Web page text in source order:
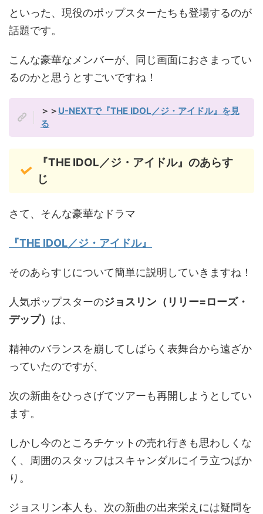
といった、現役のポップスターたちも登場するのが
話題です。
こんな豪華なメンバーが、同じ画面におさまってい
るのかと思うとすごいですね！
＞＞ U-NEXTで『THE IDOL／ジ・アイドル』を見
る
『THE IDOL／ジ・アイドル』のあらす
じ
さて、そんな豪華なドラマ
『THE IDOL／ジ・アイドル』
そのあらすじについて簡単に説明していきますね！
人気ポップスターのジョスリン（リリー=ローズ・
デップ） は、
精神のバランスを崩してしばらく表舞台から遠ざか
っていたのですが、
次の新曲をひっさげてツアーも再開しようとしてい
ます。
しかし今のところチケットの売れ行きも思わしくな
く、周囲のスタッフはスキャンダルにイラ立つばか
り。
ジョスリン本人も、次の新曲の出来栄えには疑問を